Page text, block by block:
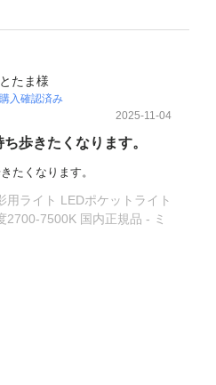
たま様
購入確認済み
2025-11-04
歩きたくなります。
たくなります。
用ライト LEDポケットライト
2700-7500K 国内正規品 - ミ